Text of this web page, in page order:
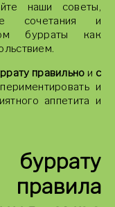
наши советы,
сочетания и
бурраты как
правильно и с
и
аппетита и